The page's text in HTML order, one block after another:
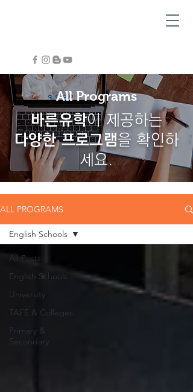
All Programs
​바른유학이 제공하는
다양한 프로그램을 확인하
세요.
ALL PROGRAMS
All Posts
English Schools
University
TAFE & Colleges
Primary &
Secondary
English Schools